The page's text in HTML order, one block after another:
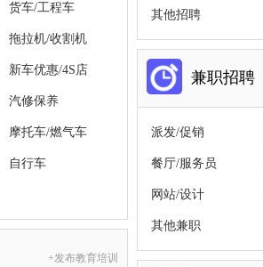
货车/工程车
拖拉机/收割机
新车优惠/4S店
汽修保养
摩托车/燃气车
自行车
+发布教育培训
其他招聘
兼职招聘
派发/促销
餐厅/服务员
网站/设计
其他兼职